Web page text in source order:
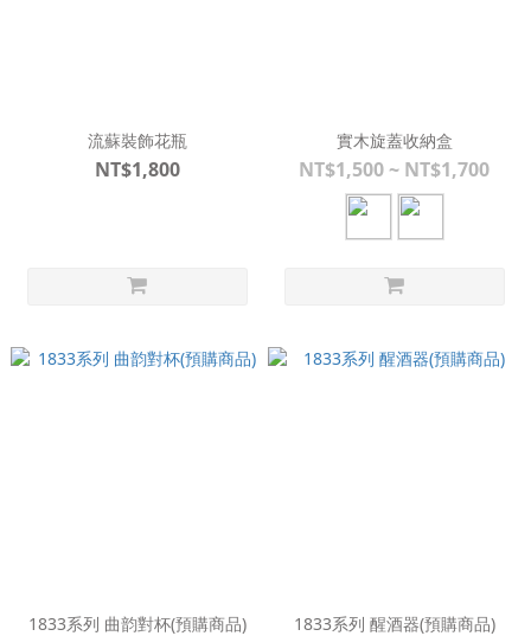
流蘇裝飾花瓶
NT$1,800
實木旋蓋收納盒
NT$1,500 ~ NT$1,700
1833系列 曲韵對杯(預購商品) 1833系列 醒酒器(預購商品)